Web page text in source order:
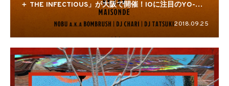
＋ THE INFECTIOUS」が大阪で開催！IOに注目のYO-
SEAや3HOUSEと豪華出演
2018.09.25